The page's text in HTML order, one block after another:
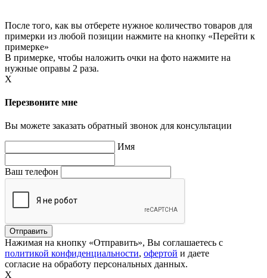
После того, как вы отберете нужное количество товаров для
примерки из любой позиции нажмите на кнопку «Перейти к
примерке»
В примерке, чтобы наложить очки на фото нажмите на
нужные оправы 2 раза.
X
Перезвоните мне
Вы можете заказать обратный звонок для консультации
Имя
Ваш телефон
Нажимая на кнопку «Отправить», Вы соглашаетесь с
политикой конфиденциальности, офертой и даете
согласие на обработу персональных данных.
X